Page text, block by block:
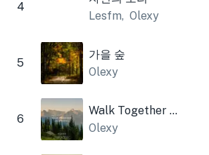
4
Lesfm, Olexy
5
가을 숲
Olexy
6
Walk Together (어쿠스틱 피아노와 기타 버전)
Olexy